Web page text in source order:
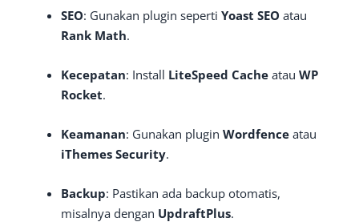
SEO: Gunakan plugin seperti Yoast SEO atau
Rank Math.
Kecepatan: Install LiteSpeed Cache atau WP
Rocket.
Keamanan: Gunakan plugin Wordfence atau
iThemes Security.
Backup: Pastikan ada backup otomatis,
misalnya dengan UpdraftPlus.